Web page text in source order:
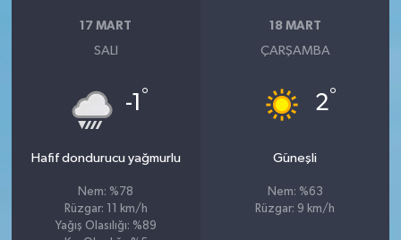
17 MART
SALI
-1 °
Hafif dondurucu yağmurlu
Nem: %78
Rüzgar: 11 km/h
Yağış Olasılığı: %89
18 MART
ÇARŞAMBA
2°
Güneşli
Nem: %63
Rüzgar: 9 km/h